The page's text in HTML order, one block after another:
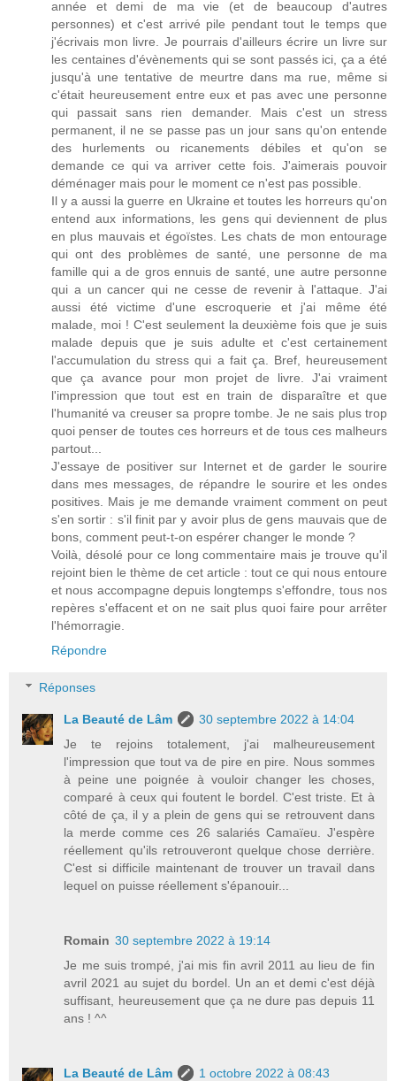
année et demi de ma vie (et de beaucoup d'autres
personnes) et c'est arrivé pile pendant tout le temps que
j'écrivais mon livre. Je pourrais d'ailleurs écrire un livre sur
les centaines d'évènements qui se sont passés ici, ça a été
jusqu'à une tentative de meurtre dans ma rue, même si
c'était heureusement entre eux et pas avec une personne
qui passait sans rien demander. Mais c'est un stress
permanent, il ne se passe pas un jour sans qu'on entende
des hurlements ou ricanements débiles et qu'on se
demande ce qui va arriver cette fois. J'aimerais pouvoir
déménager mais pour le moment ce n'est pas possible.
Il y a aussi la guerre en Ukraine et toutes les horreurs qu'on
entend aux informations, les gens qui deviennent de plus
en plus mauvais et égoïstes. Les chats de mon entourage
qui ont des problèmes de santé, une personne de ma
famille qui a de gros ennuis de santé, une autre personne
qui a un cancer qui ne cesse de revenir à l'attaque. J'ai
aussi été victime d'une escroquerie et j'ai même été
malade, moi ! C'est seulement la deuxième fois que je suis
malade depuis que je suis adulte et c'est certainement
l'accumulation du stress qui a fait ça. Bref, heureusement
que ça avance pour mon projet de livre. J'ai vraiment
l'impression que tout est en train de disparaître et que
l'humanité va creuser sa propre tombe. Je ne sais plus trop
quoi penser de toutes ces horreurs et de tous ces malheurs
partout...
J'essaye de positiver sur Internet et de garder le sourire
dans mes messages, de répandre le sourire et les ondes
positives. Mais je me demande vraiment comment on peut
s'en sortir : s'il finit par y avoir plus de gens mauvais que de
bons, comment peut-t-on espérer changer le monde ?
Voilà, désolé pour ce long commentaire mais je trouve qu'il
rejoint bien le thème de cet article : tout ce qui nous entoure
et nous accompagne depuis longtemps s'effondre, tous nos
repères s'effacent et on ne sait plus quoi faire pour arrêter
l'hémorragie.
Répondre
Réponses
La Beauté de Lâm
30 septembre 2022 à 14:04
Je te rejoins totalement, j'ai malheureusement
l'impression que tout va de pire en pire. Nous sommes
à peine une poignée à vouloir changer les choses,
comparé à ceux qui foutent le bordel. C'est triste. Et à
côté de ça, il y a plein de gens qui se retrouvent dans
la merde comme ces 26 salariés Camaïeu. J'espère
réellement qu'ils retrouveront quelque chose derrière.
C'est si difficile maintenant de trouver un travail dans
lequel on puisse réellement s'épanouir...
Romain 30 septembre 2022 à 19:14
Je me suis trompé, j'ai mis fin avril 2011 au lieu de fin
avril 2021 au sujet du bordel. Un an et demi c'est déjà
suffisant, heureusement que ça ne dure pas depuis 11
ans ! ^^
La Beauté de Lâm
1 octobre 2022 à 08:43